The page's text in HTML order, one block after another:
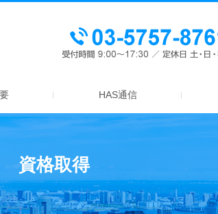
資格取得
HAS通信